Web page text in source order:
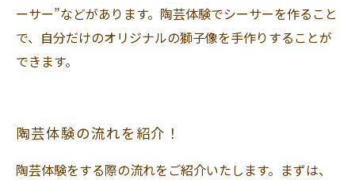
ーサー”などがあります。陶芸体験でシーサーを作ること
で、自分だけのオリジナルの獅子像を手作りすることが
できます。
陶芸体験の流れを紹介！
陶芸体験をする際の流れをご紹介いたします。まずは、